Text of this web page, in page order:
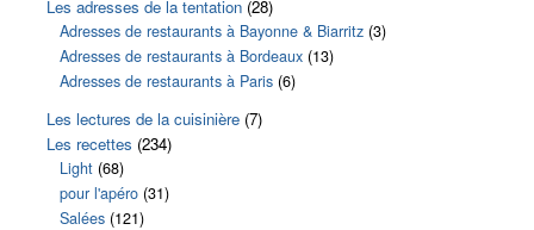
Les adresses de la tentation (28)
Adresses de restaurants à Bayonne & Biarritz (3)
Adresses de restaurants à Bordeaux (13)
Adresses de restaurants à Paris (6)
Les lectures de la cuisinière (7)
Les recettes (234)
Light (68)
pour l'apéro (31)
Salées (121)